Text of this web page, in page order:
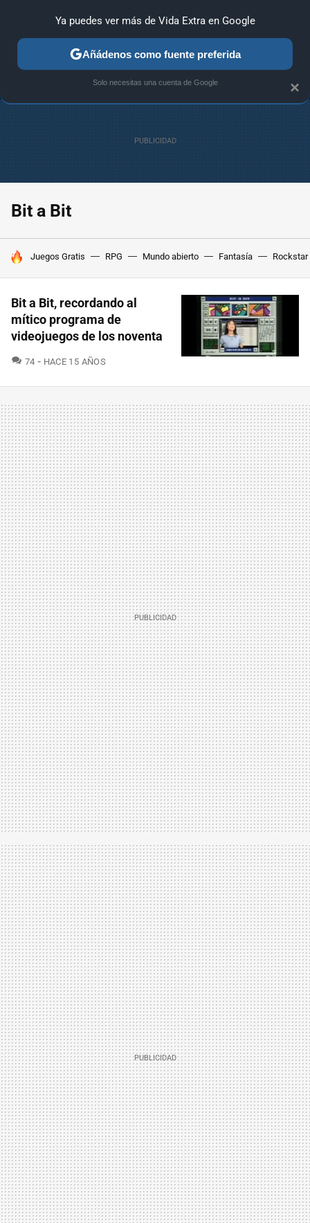
ANÁLISIS GUÍAS Y TRUCOS PC SONY NINTENDO
Bit a Bit
HOY SE HABLA DE
Juegos Gratis RPG Mundo abierto Fantasía Rockstar
Bit a Bit, recordando al
mítico programa de
videojuegos de los noventa
74 COMENTARIOS
HACE 15 AÑOS
×
Ya puedes ver más de Vida Extra en Google
Añádenos como fuente preferida
Solo necesitas una cuenta de Google